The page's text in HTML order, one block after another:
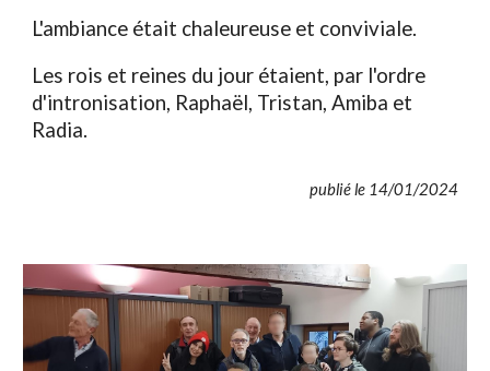
L'ambiance était chaleureuse et conviviale.
Les rois et reines du jour étaient, par l'ordre
d'intronisation, Raphaël, Tristan, Amiba et
Radia.
publié le 14/01/2024